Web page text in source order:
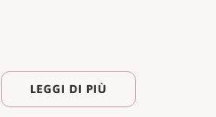
LEGGI DI PIÙ